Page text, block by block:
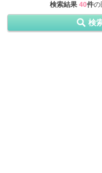
検索結果 40件の
検